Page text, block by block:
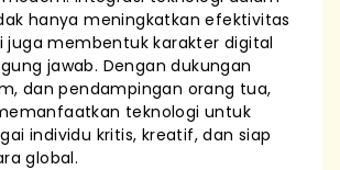
hanya meningkatkan efektivitas
juga membentuk karakter digital
jawab. Dengan dukungan
dan pendampingan orang tua,
teknologi untuk
individu kritis, kreatif, dan siap
global.